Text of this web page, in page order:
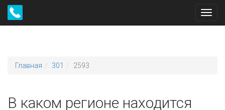
Главная 301 2593
В каком регионе находится